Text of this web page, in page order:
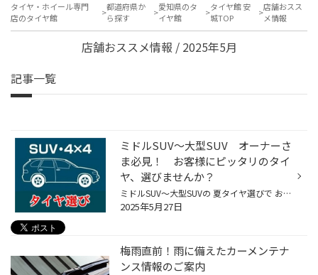
タイヤ・ホイール専門
店のタイヤ館
都道府県か
ら探す
愛知県のタ
イヤ館
タイヤ館 安
城TOP
店舗おスス
メ情報
店舗おススメ情報 / 2025年5月
記事一覧
ミドルSUV～大型SUV オーナーさ
ま必見！ お客様にピッタリのタイ
ヤ、選びませんか？
ミドルSUV～大型SUVの 夏タイヤ選びで お悩みのみなさまへ。 タイヤ館アプリダウンロードでお得にタイヤGET 詳しくはこちら 本日は ミドルSUV～大型SUVに オススメのタイヤを紹介いたします♪ まず SUVとは 一般的な乗用車と比べて 車高が高いので 多少の悪路でも走行できるよう 十分なロードクリア...
2025年5月27日
梅雨直前！雨に備えたカーメンテナ
ンス情報のご案内